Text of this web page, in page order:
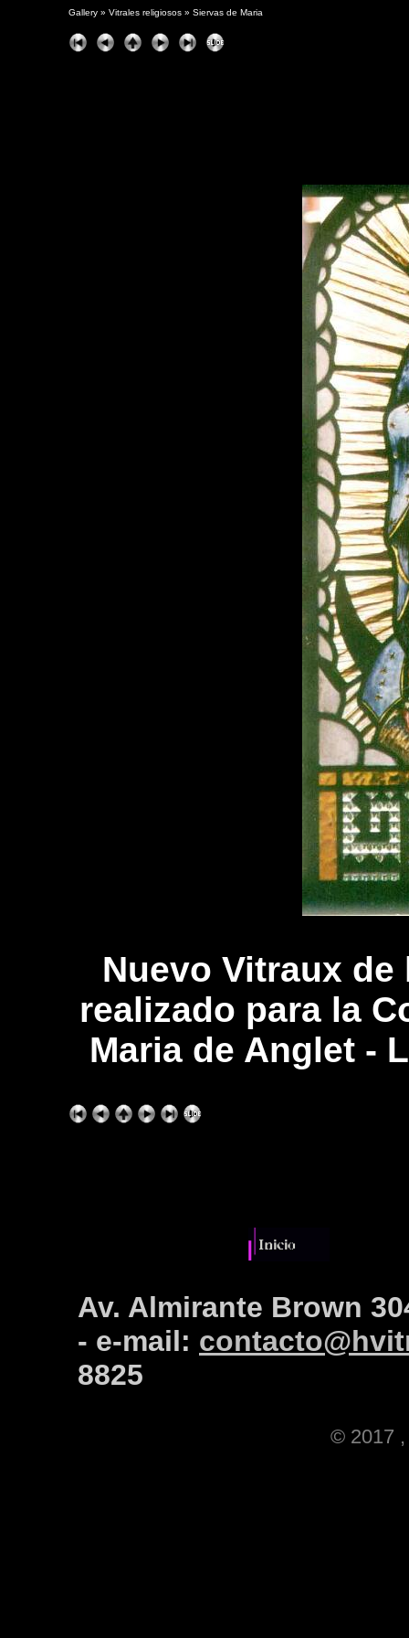
Gallery » Vitrales religiosos » Siervas de Maria
Nuevo Vitraux de
realizado para la
Maria de Anglet -
Av. Almirante Brown
- e-mail:
8825
© 2017 ,